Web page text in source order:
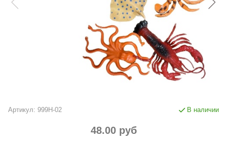
Артикул: 999H-02 В наличии
48.00 руб